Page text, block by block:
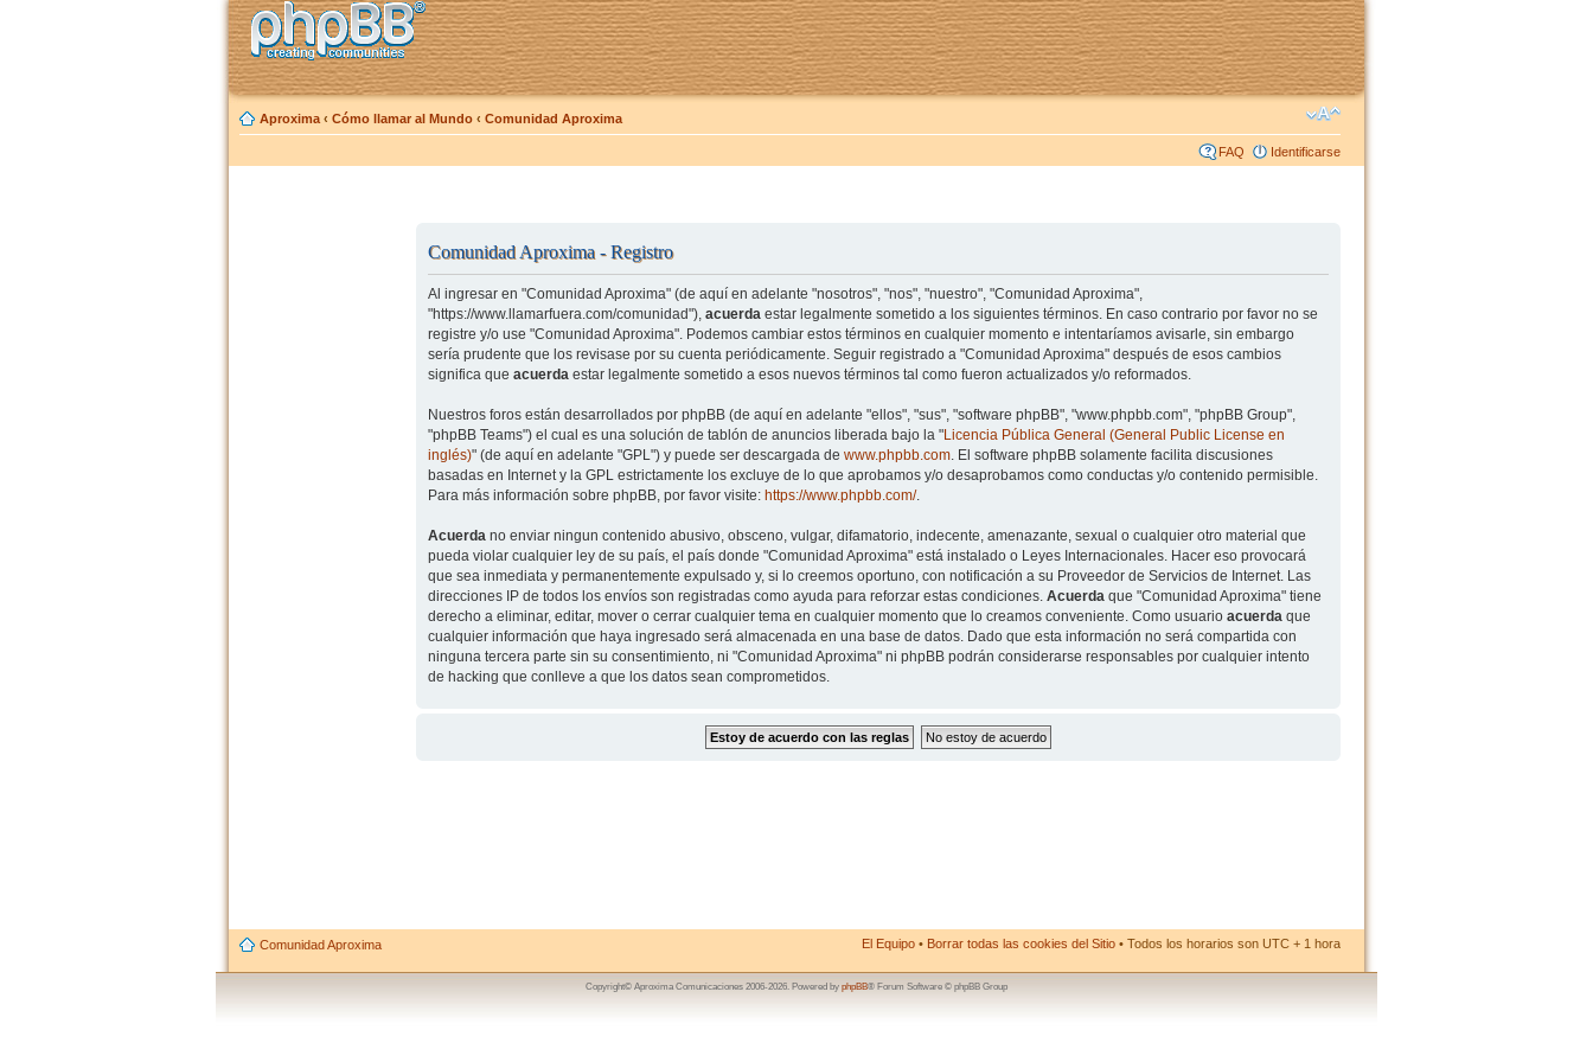
Aproxima ‹ Cómo llamar al Mundo ‹ Comunidad Aproxima
FAQ Identificarse
Comunidad Aproxima - Registro
Al ingresar en "Comunidad Aproxima" (de aquí en adelante "nosotros", "nos", "nuestro", "Comunidad Aproxima",
"https://www.llamarfuera.com/comunidad"), acuerdaestar legalmente sometido a los siguientes términos. En caso contrario por favor no se
registre y/o use "Comunidad Aproxima". Podemos cambiar estos términos en cualquier momento e intentaríamos avisarle, sin embargo
sería prudente que los revisase por su cuenta periódicamente. Seguir registrado a "Comunidad Aproxima" después de esos cambios
significa que acuerdaestar legalmente sometido a esos nuevos términos tal como fueron actualizados y/o reformados.
Nuestros foros están desarrollados por phpBB (de aquí en adelante "ellos", "sus", "software phpBB", "www.phpbb.com", "phpBB Group",
"phpBB Teams") el cual es una solución de tablón de anuncios liberada bajo la "Licencia Pública General (General Public License en
inglés)" (de aquí en adelante "GPL") y puede ser descargada de www.phpbb.com. El software phpBB solamente facilita discusiones
basadas en Internet y la GPL estrictamente los excluye de lo que aprobamos y/o desaprobamos como conductas y/o contenido permisible.
Para más información sobre phpBB, por favor visite: https://www.phpbb.com/.
Acuerdano enviar ningun contenido abusivo, obsceno, vulgar, difamatorio, indecente, amenazante, sexual o cualquier otro material que
pueda violar cualquier ley de su país, el país donde "Comunidad Aproxima" está instalado o Leyes Internacionales. Hacer eso provocará
que sea inmediata y permanentemente expulsado y, si lo creemos oportuno, con notificación a su Proveedor de Servicios de Internet. Las
direcciones IP de todos los envíos son registradas como ayuda para reforzar estas condiciones. Acuerdaque "Comunidad Aproxima" tiene
derecho a eliminar, editar, mover o cerrar cualquier tema en cualquier momento que lo creamos conveniente. Como usuario acuerdaque
cualquier información que haya ingresado será almacenada en una base de datos. Dado que esta información no será compartida con
ninguna tercera parte sin su consentimiento, ni "Comunidad Aproxima" ni phpBB podrán considerarse responsables por cualquier intento
de hacking que conlleve a que los datos sean comprometidos.
Comunidad Aproxima El Equipo • Borrar todas las cookies del Sitio • Todos los horarios son UTC + 1 hora
Copyright© Aproxima Comunicaciones 2006-2026. Powered by phpBB® Forum Software © phpBB Group